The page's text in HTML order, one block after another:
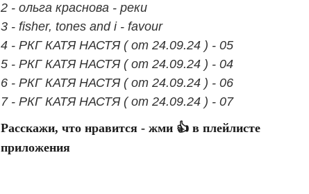
2 - ольга краснова - реки
3 - fisher, tones and i - favour
4 - РКГ КАТЯ НАСТЯ ( от 24.09.24 ) - 05
5 - РКГ КАТЯ НАСТЯ ( от 24.09.24 ) - 04
6 - РКГ КАТЯ НАСТЯ ( от 24.09.24 ) - 06
7 - РКГ КАТЯ НАСТЯ ( от 24.09.24 ) - 07
Расскажи, что нравится - жми 👍 в плейлисте
приложения